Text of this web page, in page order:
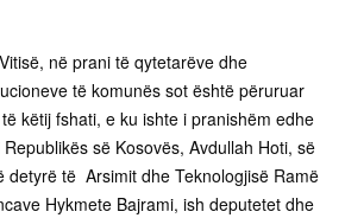
në prani të qytetarëve dhe
të komunës sot është përuruar
këtij fshati, e ku ishte i pranishëm edhe
së Kosovës, Avdullah Hoti, së
detyrë të Arsimit dhe Teknologjisë Ramë
Hykmete Bajrami, ish deputetet dhe